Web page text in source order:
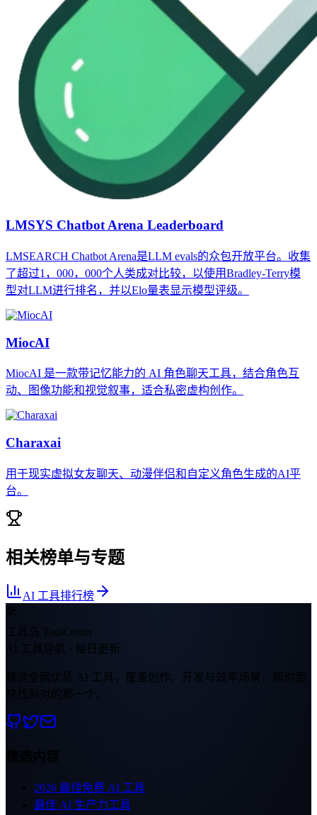
LMSYS Chatbot Arena Leaderboard
LMSEARCH Chatbot Arena是LLM evals的众包开放平台。收集
了超过1，000，000个人类成对比较，以使用Bradley-Terry模
型对LLM进行排名，并以Elo量表显示模型评级。
MiocAI
MiocAI 是一款带记忆能力的 AI 角色聊天工具，结合角色互
动、图像功能和视觉叙事，适合私密虚构创作。
Charaxai
用于现实虚拟女友聊天、动漫伴侣和自定义角色生成的AI平
台。
相关榜单与专题
AI 工具排行榜
🛠
工具岛 ToolCenter
AI 工具导航 · 每日更新
精选全网优质 AI 工具，覆盖创作、开发与效率场景，帮你更
快找到对的那一个。
精选内容
2026 最佳免费 AI 工具
最佳 AI 生产力工具